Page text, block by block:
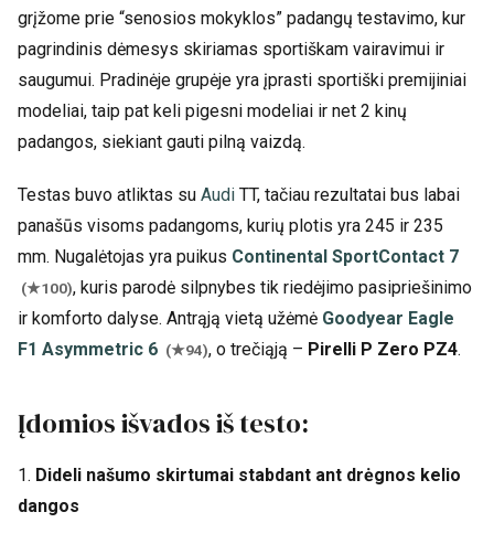
grįžome prie “senosios mokyklos” padangų testavimo, kur
pagrindinis dėmesys skiriamas sportiškam vairavimui ir
saugumui. Pradinėje grupėje yra įprasti sportiški premijiniai
modeliai, taip pat keli pigesni modeliai ir net 2 kinų
padangos, siekiant gauti pilną vaizdą.
Testas buvo atliktas su Audi TT, tačiau rezultatai bus labai
panašūs visoms padangoms, kurių plotis yra 245 ir 235
mm. Nugalėtojas yra puikus Continental SportContact 7
(★100), kuris parodė silpnybes tik riedėjimo pasipriešinimo
ir komforto dalyse. Antrąją vietą užėmė Goodyear Eagle
F1 Asymmetric 6 (★94), o trečiąją – Pirelli P Zero PZ4.
Įdomios išvados iš testo:
1. Dideli našumo skirtumai stabdant ant drėgnos kelio
dangos